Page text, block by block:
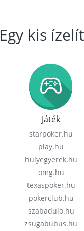
Egy kis
Játék
starpoker.hu
play.hu
hulyegyerek.hu
omg.hu
texaspoker.hu
pokerclub.hu
szabadulo.hu
zsugabubus.hu